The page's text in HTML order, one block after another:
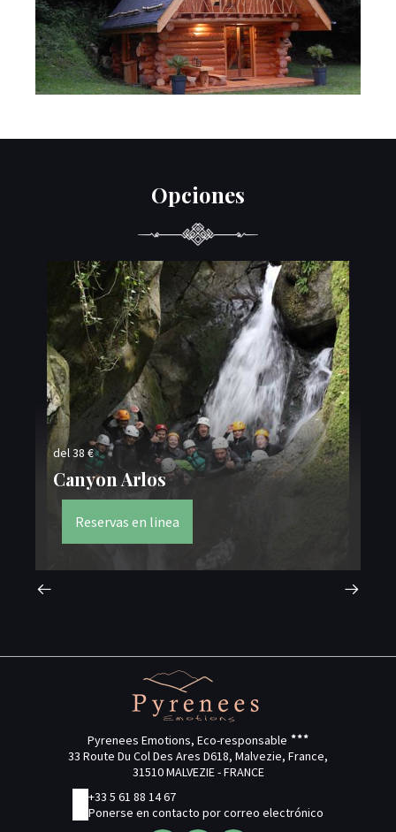
Opciones
del 38 €
Canyon Arlos
Reservas en linea
Pyrenees Emotions, Eco-responsable
33 Route Du Col Des Ares D618, Malvezie, France,
31510 MALVEZIE - FRANCE
+33 5 61 88 14 67
Ponerse en contacto por correo electrónico